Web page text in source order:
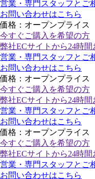
営業・専門スタッフとご
お問い合わせはこちら
価格：オープンプライス
今すぐご購入 を希望の方
弊社ECサイトから24時
営業・専門スタッフとご
お問い合わせはこちら
価格：オープンプライス
今すぐご購入 を希望の方
弊社ECサイトから24時
営業・専門スタッフとご
お問い合わせはこちら
価格：オープンプライス
今すぐご購入 を希望の方
弊社ECサイトから24時
営業・専門スタッフとご
お問い合わせはこちら